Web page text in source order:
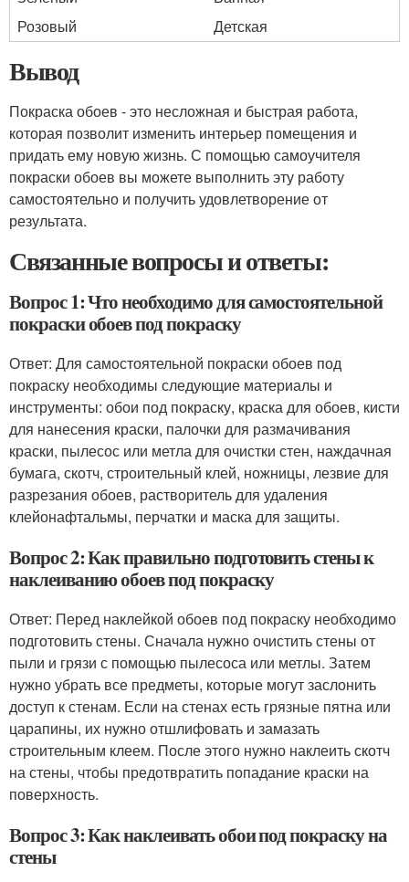
Розовый
Детская
Вывод
Покраска обоев - это несложная и быстрая работа,
которая позволит изменить интерьер помещения и
придать ему новую жизнь. С помощью самоучителя
покраски обоев вы можете выполнить эту работу
самостоятельно и получить удовлетворение от
результата.
Связанные вопросы и ответы:
Вопрос 1: Что необходимо для самостоятельной
покраски обоев под покраску
Ответ: Для самостоятельной покраски обоев под
покраску необходимы следующие материалы и
инструменты: обои под покраску, краска для обоев, кисти
для нанесения краски, палочки для размачивания
краски, пылесос или метла для очистки стен, наждачная
бумага, скотч, строительный клей, ножницы, лезвие для
разрезания обоев, растворитель для удаления
клейонафтальмы, перчатки и маска для защиты.
Вопрос 2: Как правильно подготовить стены к
наклеиванию обоев под покраску
Ответ: Перед наклейкой обоев под покраску необходимо
подготовить стены. Сначала нужно очистить стены от
пыли и грязи с помощью пылесоса или метлы. Затем
нужно убрать все предметы, которые могут заслонить
доступ к стенам. Если на стенах есть грязные пятна или
царапины, их нужно отшлифовать и замазать
строительным клеем. После этого нужно наклеить скотч
на стены, чтобы предотвратить попадание краски на
поверхность.
Вопрос 3: Как наклеивать обои под покраску на
стены